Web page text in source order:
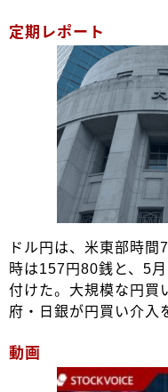
定期レポート
ドル円は、米東部時
時は157円80銭と、5
付けた。大規模な円買
府・日銀が円買い介入
動画